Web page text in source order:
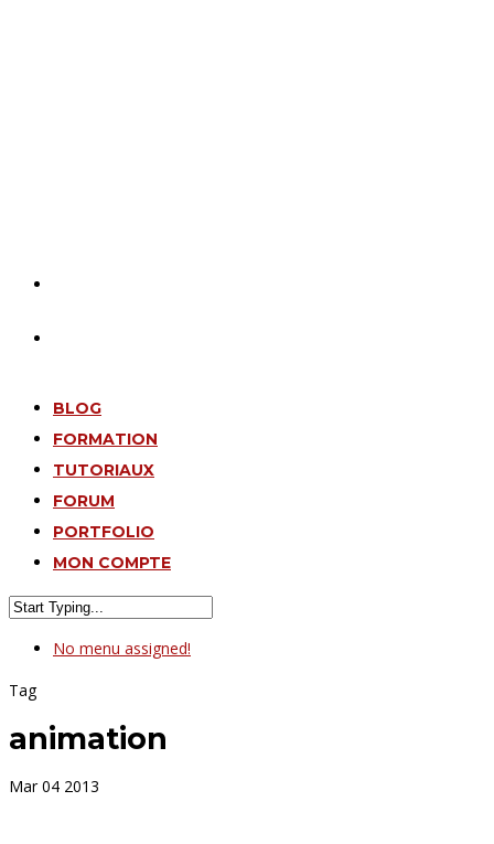
BLOG
FORMATION
TUTORIAUX
FORUM
PORTFOLIO
MON COMPTE
No menu assigned!
Tag
animation
Mar 04 2013